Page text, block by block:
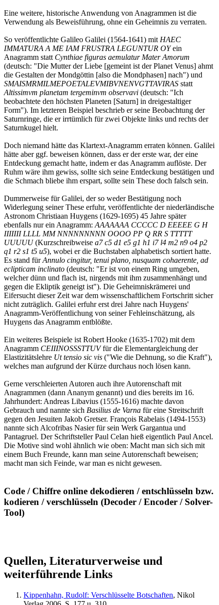
Eine weitere, historische Anwendung von Anagrammen ist die
Verwendung als Beweisführung, ohne ein Geheimnis zu verraten.
So veröffentlichte Galileo Galilei (1564-1641) mit HAEC
IMMATURA A ME IAM FRUSTRA LEGUNTUR OYein
Anagramm statt Cynthiae figuras aemulatur Mater Amorum
(deutsch: "Die Mutter der Liebe [gemeint ist der Planet Venus] ahmt
die Gestalten der Mondgöttin [also die Mondphasen] nach") und
SMAISMRMILMEPOETALEVMIBVNENVGTTAVIRAS statt
Altissimvm planetam tergeminvm observavi (deutsch: "Ich
beobachtete den höchsten Planeten [Saturn] in dreigestaltiger
Form"). Im letzteren Beispiel beschrieb er seine Beobachtung der
Saturnringe, die er irrtümlich für zwei Objekte links und rechts der
Saturnkugel hielt.
Doch niemand hätte das Klartext-Anagramm erraten können. Galilei
hätte aber ggf. beweisen können, dass er der erste war, der eine
Entdeckung gemacht hatte, indem er das Anagramm auflöste. Der
Ruhm wäre ihm gewiss, sollte sich seine Entdeckung bestätigen und
die Schmach bliebe ihm erspart, sollte sein These doch falsch sein.
Dummerweise für Galilei, der so weder Bestätigung noch
Widerlegung seiner These erfuhr, veröffentlichte der niederländische
Astronom Christiaan Huygens (1629-1695) 45 Jahre später
ebenfalls nur ein Anagramm: AAAAAAA CCCCC D EEEEE G H
IIIIIII LLLL MM NNNNNNNNN OOOO PP Q RR S TTTTT
UUUUU(Kurzschreibweise a7 c5 d1 e5 g1 h1 i7 l4 m2 n9 o4 p2
q1 r2 s1 t5 u5), wobei er die Buchstaben alphabetisch sortiert hatte.
Es stand fürAnnulo cingitur, tenui plano, nusquam cohaerente, ad
eclipticam inclinato (deutsch: "Er ist von einem Ring umgeben,
welcher dünn und flach ist, nirgends mit ihm zusammenhängt und
gegen die Ekliptik geneigt ist"). Die Geheimniskrämerei und
Eifersucht dieser Zeit war dem wissenschaftlichem Fortschritt sicher
nicht zuträglich. Galilei erfuhr erst drei Jahre nach Huygens'
Anagramm-Veröffentlichung von seiner Fehleinschätzung, als
Huygens das Anagramm entblößte.
Ein weiteres Beispiele ist Robert Hooke (1635-1702) mit dem
Anagramm CEIIINOSSSTTUVfür die Elementargleichung der
Elastizitätslehre Ut tensio sic vis ("Wie die Dehnung, so die Kraft"),
welches man aufgrund der Kürze durchaus noch lösen kann.
Gerne verschleierten Autoren auch ihre Autorenschaft mit
Anagrammen (dann Ananym genannt) und dies bereits im 16.
Jahrhundert: Andreas Libavius (1555-1616) machte davon
Gebrauch und nannte sich Basilius de Varna für eine Streitschrift
gegen den Jesuiten Jakob Gretser. François Rabelais (1494-1553)
nannte sich Alcofribas Nasier für sein Werk Gargantua und
Pantagruel. Der Schriftsteller Paul Celan hieß eigentlich Paul Ancel.
Die Motive sind wohl ähnlich wie oben: Macht man sich sich mit
einem Buch Freunde, kann man seine Autorenschaft beweisen;
macht man sich Feinde, war man es nicht gewesen.
Code / Chiffre online dekodieren / entschlüsseln bzw.
kodieren / verschlüsseln (Decoder / Encoder / Solver-
Tool)
Quellen, Literaturverweise und
weiterführende Links
Kippenhahn, Rudolf: Verschlüsselte Botschaften, Nikol